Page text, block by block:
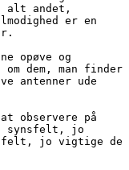
andet,
er en
opøve og
dem, man finder
antenner ude
observere på
synsfelt, jo
jo vigtige de